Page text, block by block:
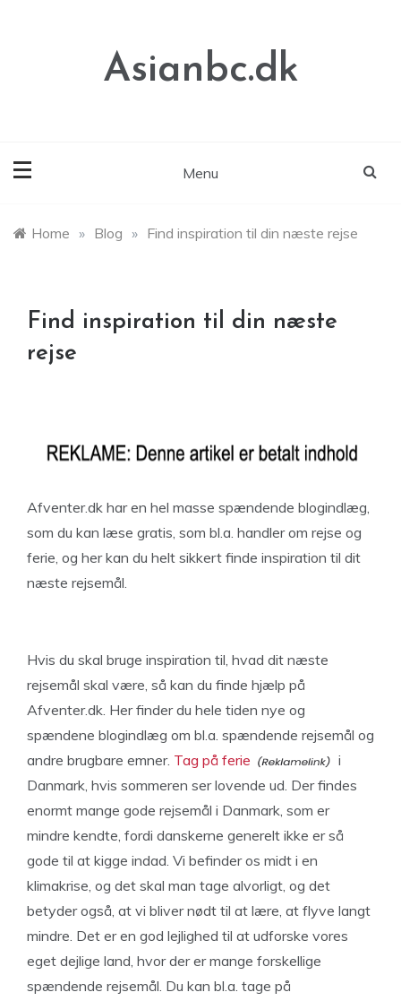
Asianbc.dk
Menu
Home » Blog » Find inspiration til din næste rejse
Find inspiration til din næste
rejse
Afventer.dk har en hel masse spændende blogindlæg,
som du kan læse gratis, som bl.a. handler om rejse og
ferie, og her kan du helt sikkert finde inspiration til dit
næste rejsemål.
Hvis du skal bruge inspiration til, hvad dit næste
rejsemål skal være, så kan du finde hjælp på
Afventer.dk. Her finder du hele tiden nye og
spændene blogindlæg om bl.a. spændende rejsemål og
andre brugbare emner. Tag på ferie
i
Danmark, hvis sommeren ser lovende ud. Der findes
enormt mange gode rejsemål i Danmark, som er
mindre kendte, fordi danskerne generelt ikke er så
gode til at kigge indad. Vi befinder os midt i en
klimakrise, og det skal man tage alvorligt, og det
betyder også, at vi bliver nødt til at lære, at flyve langt
mindre. Det er en god lejlighed til at udforske vores
eget dejlige land, hvor der er mange forskellige
spændende rejsemål. Du kan bl.a. tage på